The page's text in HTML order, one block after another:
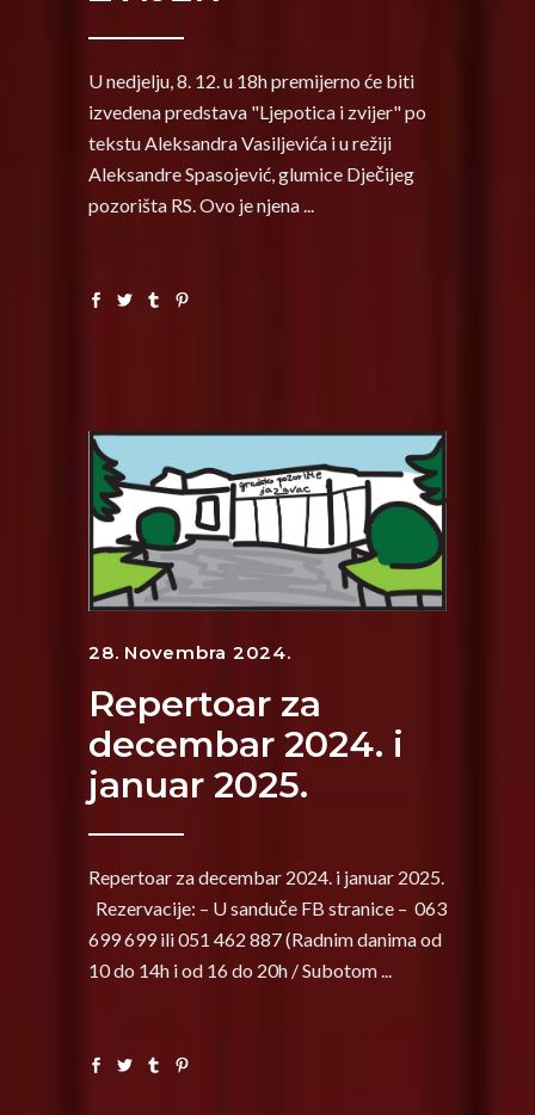
U nedjelju, 8. 12. u 18h premijerno će biti
izvedena predstava "Ljepotica i zvijer" po
tekstu Aleksandra Vasiljevića i u režiji
Aleksandre Spasojević, glumice Dječijeg
pozorišta RS. Ovo je njena
28. Novembra 2024.
Repertoar za
decembar 2024. i
januar 2025.
Repertoar za decembar 2024. i januar 2025.
Rezervacije: – U sanduče FB stranice – 063
699 699 ili 051 462 887 (Radnim danima od
10 do 14h i od 16 do 20h / Subotom